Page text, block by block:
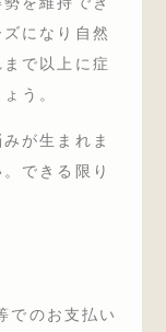
になり自然
で以上に症
う。
が生まれま
できる限り
でのお支払い